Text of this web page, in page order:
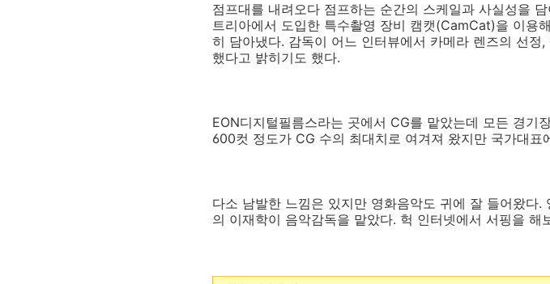
점프대를 내려오다 점프하는 순간의 스케일과 사실성을
트리아에서 도입한 특수촬영 장비 캠캣(CamCat)을 이용
히 담아냈다. 감독이 어느 인터뷰에서 카메라 렌즈의 선
했다고 밝히기도 했다.
EON디지털필름스라는 곳에서 CG를 맡았는데 모든 경
600컷 정도가 CG 수의 최대치로 여겨져 왔지만 국가대
다소 남발한 느낌은 있지만 영화음악도 귀에 잘 들어왔다
의 이재학이 음악감독을 맡았다. 헉 인터넷에서 서핑을 해